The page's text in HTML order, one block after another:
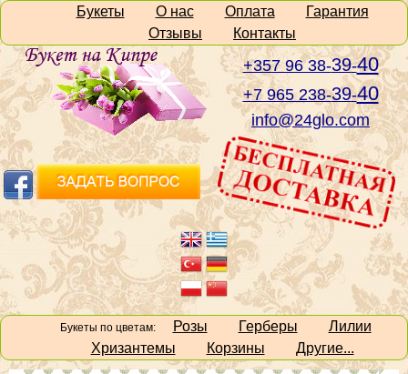
Букеты О нас Оплата
Гарантия
Отзывы
Контакты
+357 96 38-39-40
+7 965 238-39-40
info@24glo.com
Букеты по цветам: Розы Герберы
Лилии
Хризантемы
Корзины Другие...